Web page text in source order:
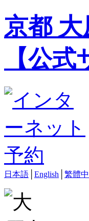
京都
【公式
日本語 English 繁體